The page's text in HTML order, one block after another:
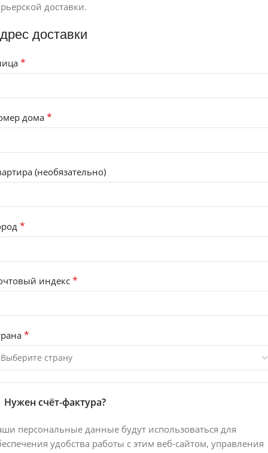
доставки.
доставки
*
дома *
(необязательно)
*
индекс *
*
Нужен счёт-фактура?
персональные данные будут использоваться для
удобства работы с этим веб-сайтом, управления